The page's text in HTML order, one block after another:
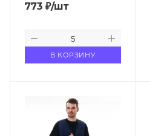
773 ₽/шт
В КОРЗИНУ